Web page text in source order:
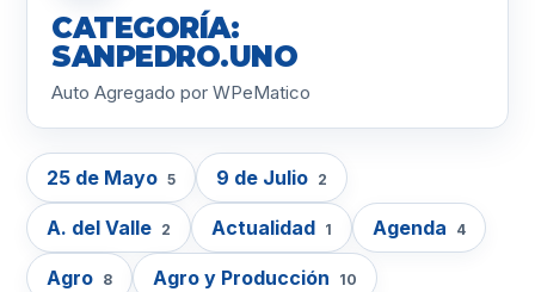
CATEGORÍA:
SANPEDRO.UNO
Auto Agregado por WPeMatico
25 de Mayo 5 9 de Julio 2
A. del Valle 2 Actualidad 1 Agenda 4
Agro 8 Agro y Producción 10